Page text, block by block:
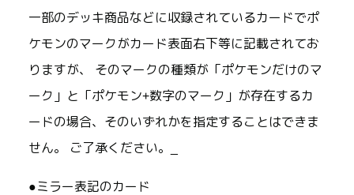
一部のデッキ商品などに収録されているカードでポ
ケモンのマークがカード表面右下等に記載されてお
りますが、 そのマークの種類が「ポケモンだけのマ
ーク」と「ポケモン+数字のマーク」が存在するカ
ードの場合、そのいずれかを指定することはできま
せん。 ご了承ください。_
●ミラー表記のカード